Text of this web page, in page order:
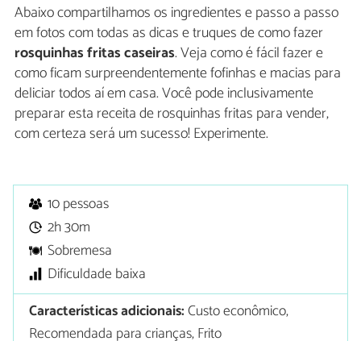
Abaixo compartilhamos os ingredientes e passo a passo
em fotos com todas as dicas e truques de como fazer
rosquinhas fritas caseiras. Veja como é fácil fazer e
como ficam surpreendentemente fofinhas e macias para
deliciar todos aí em casa. Você pode inclusivamente
preparar esta receita de rosquinhas fritas para vender,
com certeza será um sucesso! Experimente.
10 pessoas
2h 30m
Sobremesa
Dificuldade baixa
Características adicionais:Custo econômico,
Recomendada para crianças, Frito